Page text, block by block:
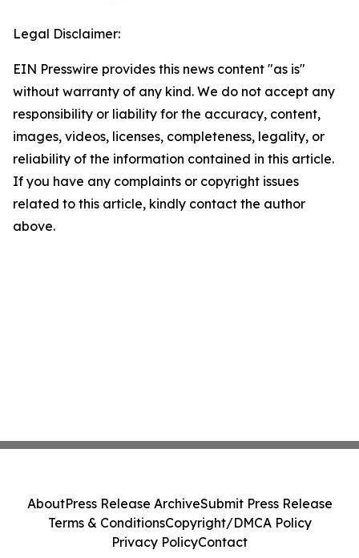
Legal Disclaimer:
EIN Presswire provides this news content "as is"
without warranty of any kind. We do not accept any
responsibility or liability for the accuracy, content,
images, videos, licenses, completeness, legality, or
reliability of the information contained in this article.
If you have any complaints or copyright issues
related to this article, kindly contact the author
above.
AboutPress Release ArchiveSubmit Press Release
Terms & ConditionsCopyright/DMCA Policy
Privacy PolicyContact